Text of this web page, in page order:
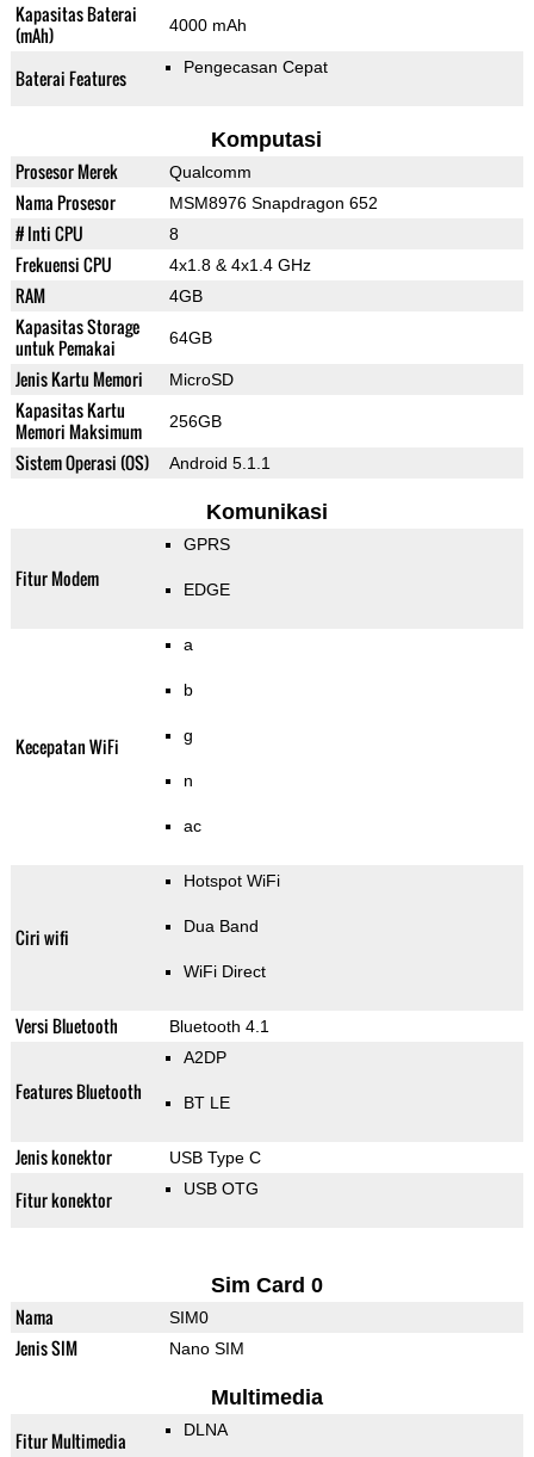
Kapasitas Baterai
(mAh)
4000 mAh
Baterai Features Pengecasan Cepat
Komputasi
Prosesor Merek Qualcomm
Nama Prosesor MSM8976 Snapdragon 652
# Inti CPU 8
Frekuensi CPU 4x1.8 & 4x1.4 GHz
RAM 4GB
Kapasitas Storage
untuk Pemakai
64GB
Jenis Kartu Memori MicroSD
Kapasitas Kartu
Memori Maksimum
256GB
Sistem Operasi (OS) Android 5.1.1
Komunikasi
Fitur Modem
GPRS
EDGE
Kecepatan WiFi
a
b
g
n
ac
Ciri wifi
Hotspot WiFi
Dua Band
WiFi Direct
Versi Bluetooth Bluetooth 4.1
Features Bluetooth
A2DP
BT LE
Jenis konektor USB Type C
Fitur konektor USB OTG
Sim Card 0
Nama SIM0
Jenis SIM Nano SIM
Multimedia
Fitur Multimedia DLNA